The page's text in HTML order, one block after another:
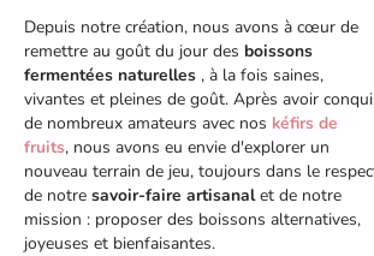
Depuis notre création, nous avons à cœur de
remettre au goût du jour des boissons
fermentées naturelles , à la fois saines,
vivantes et pleines de goût. Après avoir
de nombreux amateurs avec nos kéfirs de
fruits, nous avons eu envie d'explorer un
nouveau terrain de jeu, toujours dans le
de notre savoir-faire artisanalet de notre
mission : proposer des boissons alternatives,
joyeuses et bienfaisantes.